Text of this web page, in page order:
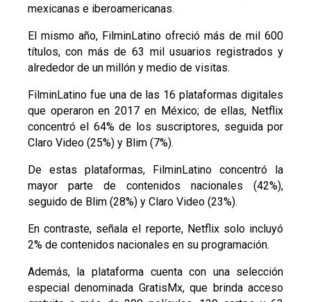
mexicanas e iberoamericanas.
El mismo año, FilminLatino ofreció más de mil 600
títulos, con más de 63 mil usuarios registrados y
alrededor de un millón y medio de visitas.
FilminLatino fue una de las 16 plataformas digitales
que operaron en 2017 en México; de ellas, Netflix
concentró el 64% de los suscriptores, seguida por
Claro Video (25%) y Blim (7%).
De estas plataformas, FilminLatino concentró la
mayor parte de contenidos nacionales (42%),
seguido de Blim (28%) y Claro Video (23%).
En contraste, señala el reporte, Netflix solo incluyó
2% de contenidos nacionales en su programación.
Además, la plataforma cuenta con una selección
especial denominada GratisMx, que brinda acceso